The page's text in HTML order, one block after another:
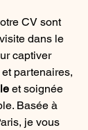
CV sont
dans le
captiver
partenaires,
et soignée
Basée à
je vous